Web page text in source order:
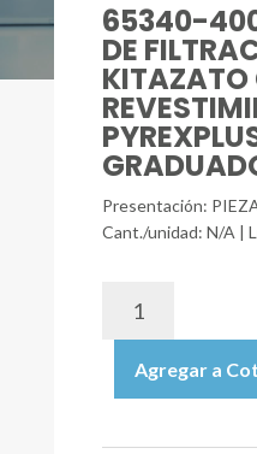
65340-
DE
KITAZATO
Presentación:
Cant./unidad: N/A |
4000
MATRAZ
DE
Agregar a